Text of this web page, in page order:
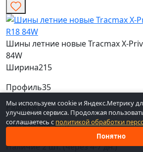
Шины летние новые Tracmax X-
84W
Ширина215
Профиль35
РадиусR18
Продажапо 1 шт.
Наличие2 шт. (через 4-7 дн.)
Мы используем cookie и Яндекс.Метрику
улучшения сервиса. Продолжая
соглашаетесь с политикой обработки
Понятно